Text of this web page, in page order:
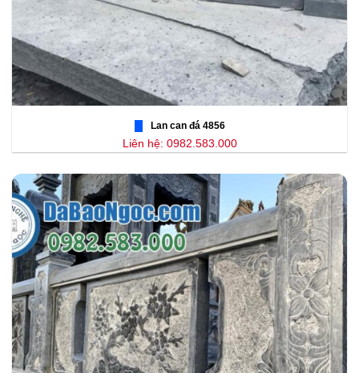
Lan can đá 4856
Liên hệ: 0982.583.000